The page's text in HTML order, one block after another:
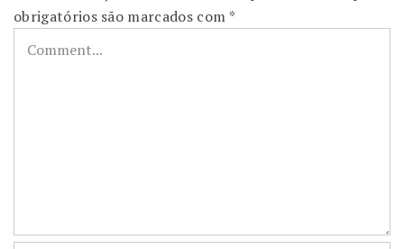
obrigatórios são marcados com *